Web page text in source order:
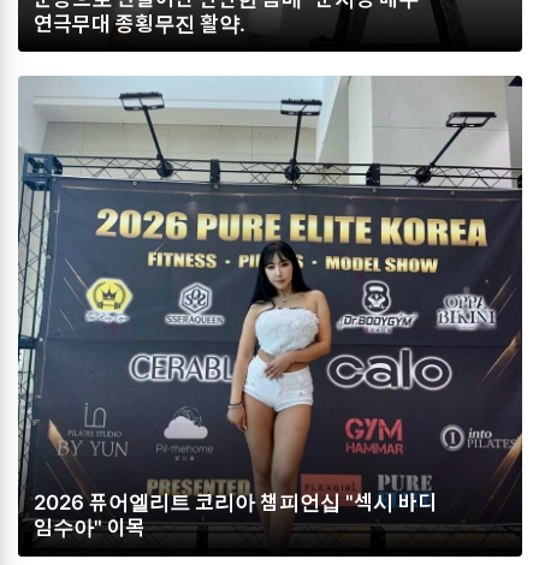
연극무대 종횡무진 활약.
2026 퓨어엘리트 코리아 챔피언십 "섹시 바디
임수아" 이목